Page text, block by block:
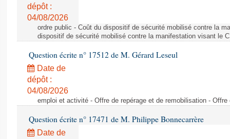
dépôt :
04/08/2026
ordre public - Coût du dispositif de sécurité mobilisé contre la
dispositif de sécurité mobilisé contre la manifestation visant le
Question écrite n° 17512 de M. Gérard Leseul
Date de
dépôt :
04/08/2026
emploi et activité - Offre de repérage et de remobilisation -
Question écrite n° 17471 de M. Philippe Bonnecarrère
Date de